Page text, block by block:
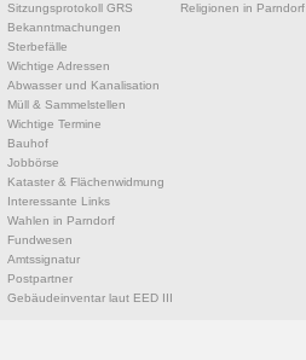
Sitzungsprotokoll GRS
Bekanntmachungen
Sterbefälle
Wichtige Adressen
Abwasser und Kanalisation
Müll & Sammelstellen
Wichtige Termine
Bauhof
Jobbörse
Kataster & Flächenwidmung
Interessante Links
Wahlen in Parndorf
Fundwesen
Amtssignatur
Postpartner
Gebäudeinventar laut EED III
Religionen in Parndorf